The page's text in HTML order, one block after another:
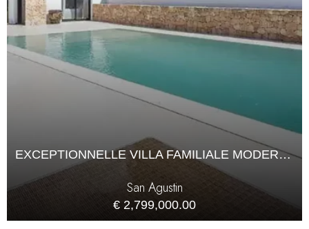
EXCEPTIONNELLE VILLA FAMILIALE MODERNE PRÈS DE LA MER À CALA DE BOU
San Agustin
€ 2,799,000.00